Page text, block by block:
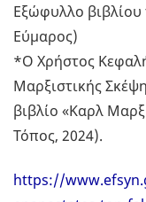
Εξώφυλλο
Εύμαρος)
*Ο Χρήστος
Μαρξιστικής
βιβλίο «Καρλ
Τόπος, 2024).
https://